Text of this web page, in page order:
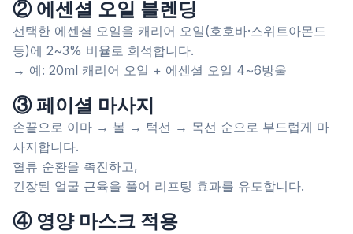
② 에센셜 오일 블렌딩
선택한 에센셜 오일을 캐리어 오일(호호바·스위트아몬드
등)에 2~3% 비율로 희석합니다.
→ 예: 20ml 캐리어 오일 + 에센셜 오일 4~6방울
③ 페이셜 마사지
손끝으로 이마 → 볼 → 턱선 → 목선 순으로 부드럽게 마
사지합니다.
혈류 순환을 촉진하고,
긴장된 얼굴 근육을 풀어 리프팅 효과를 유도합니다.
④ 영양 마스크 적용